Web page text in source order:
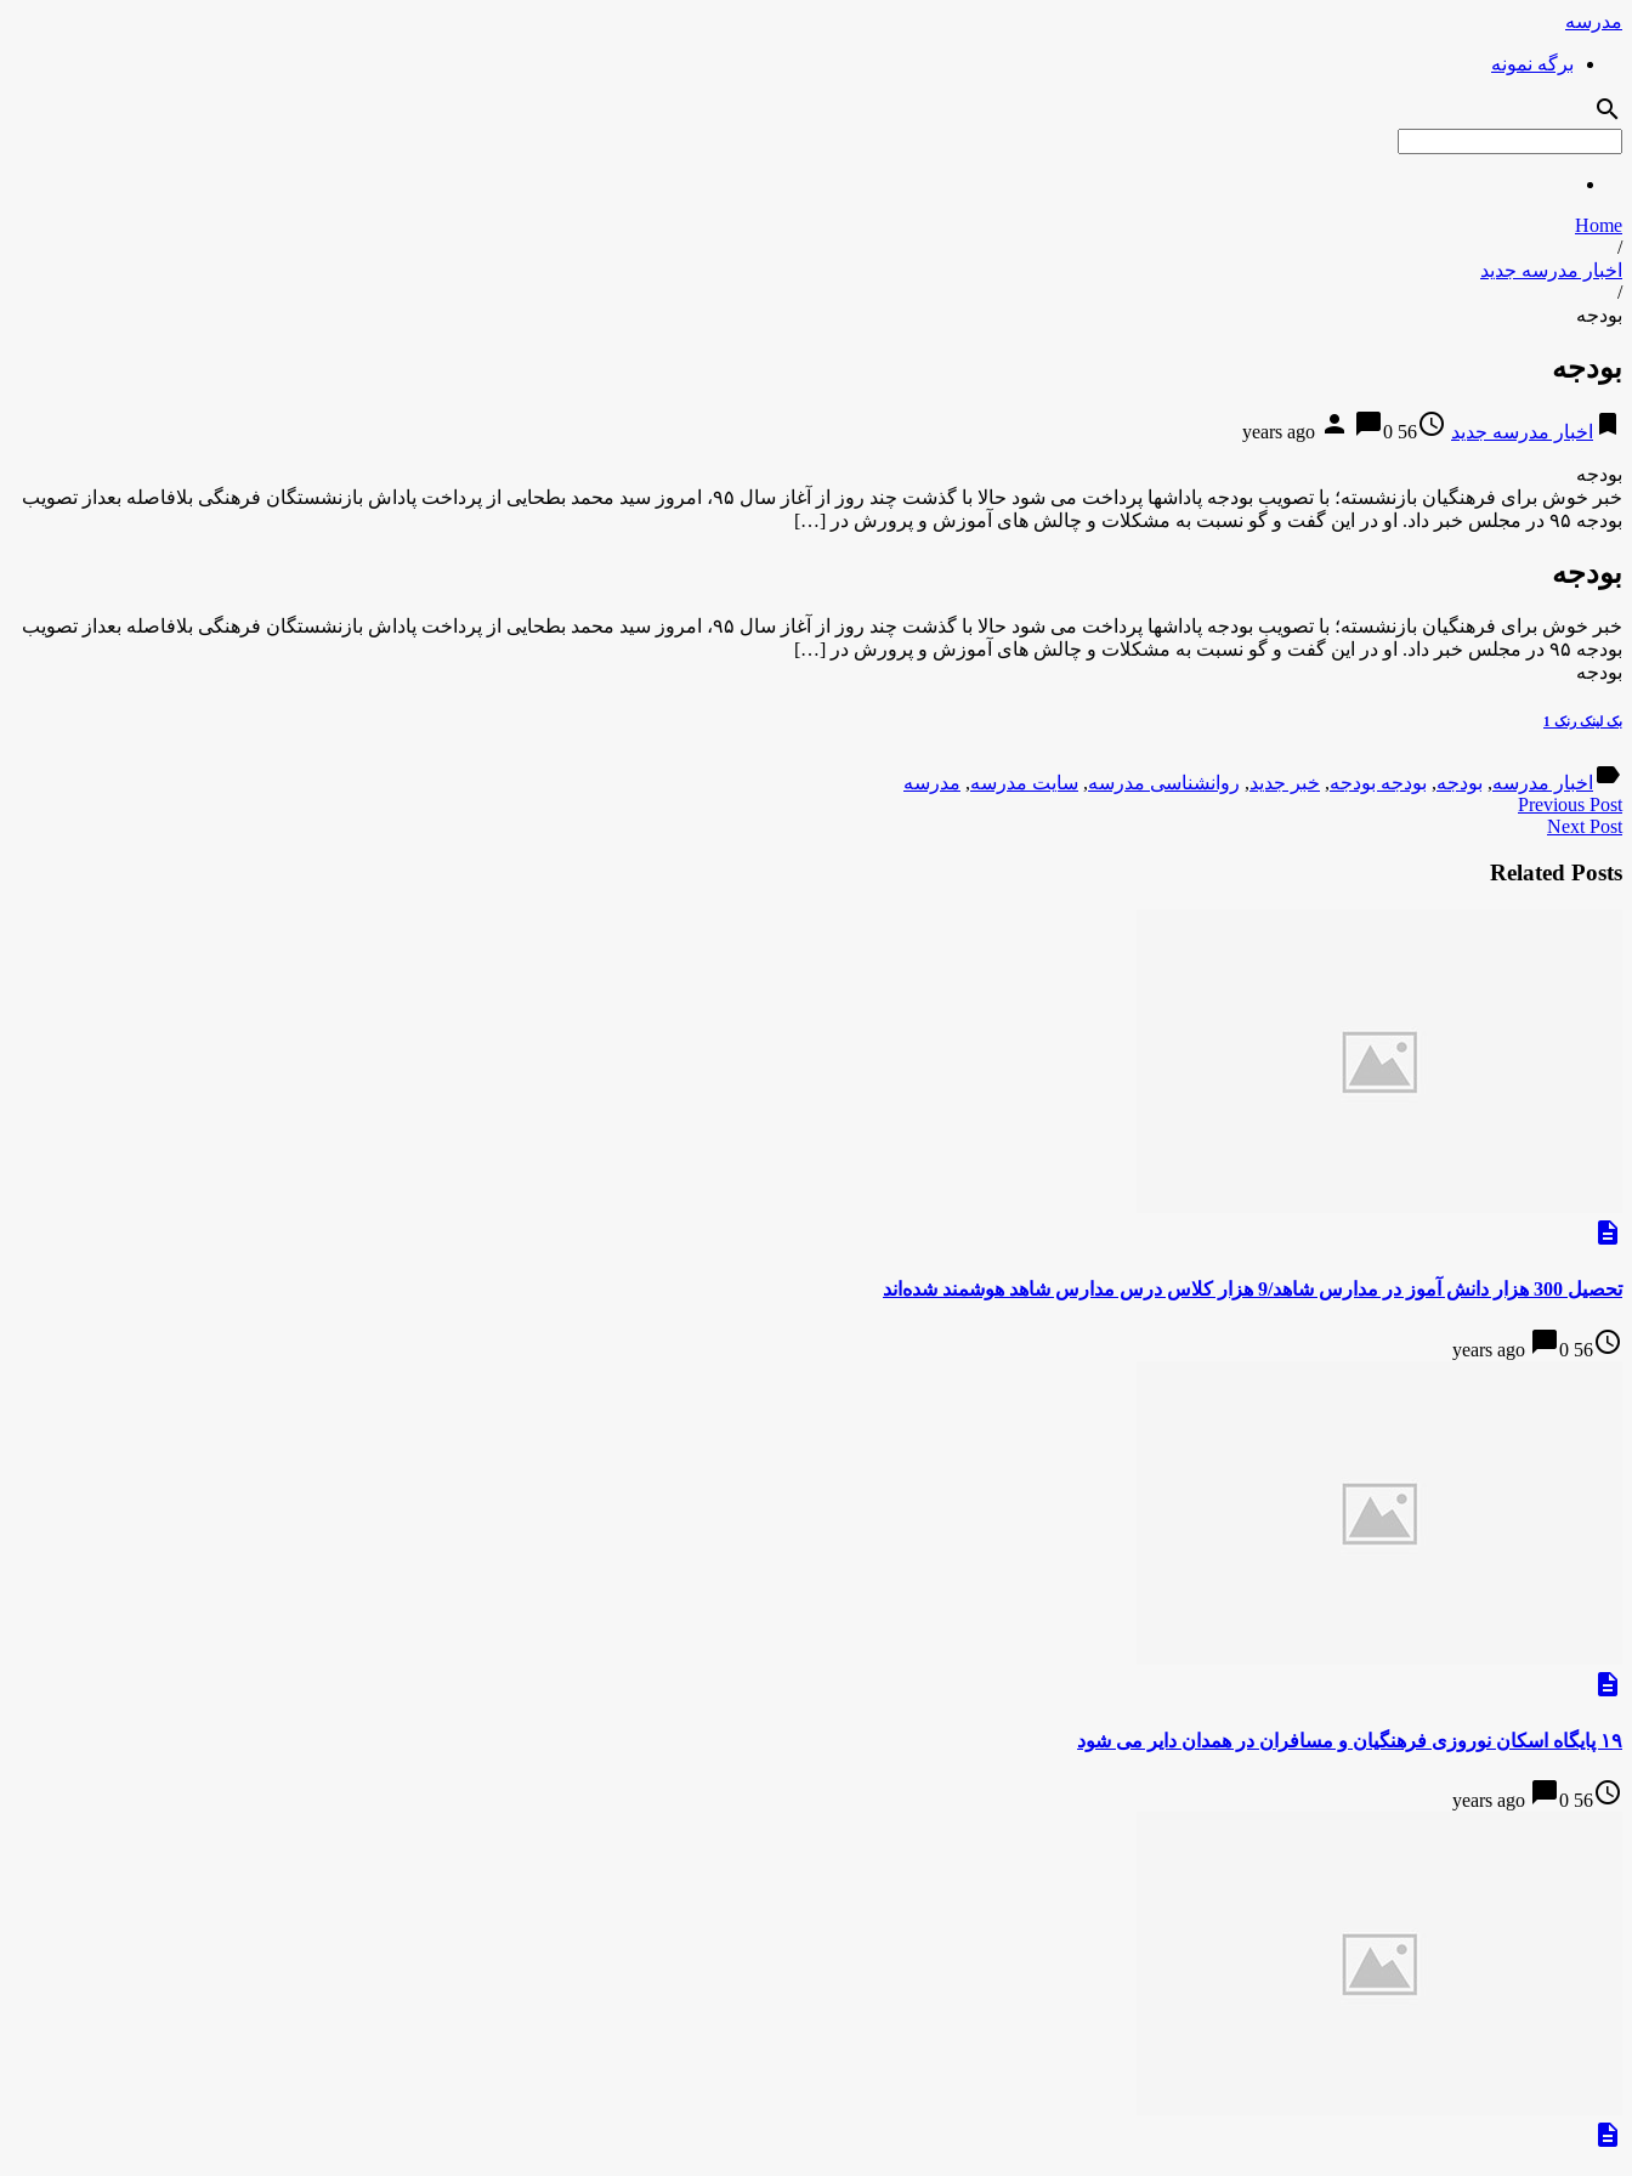
مدرسه
برگه نمونه
search
Home
/
اخبار مدرسه جدید
/
بودجه
بودجه
bookmark اخبار مدرسه جدید access_time
56 years ago
person chat_bubble0
بودجه
خبر خوش برای فرهنگیان بازنشسته؛ با تصویب بودجه پاداشها پرداخت می شود حالا با گذشت چند روز از آغاز سال ۹۵، امروز سید محمد بطحایی از پرداخت پاداش بازنشستگان فرهنگی بلافاصله بعداز تصویب
بودجه ۹۵ در مجلس خبر داد. او در این گفت و گو نسبت به مشکلات و چالش های آموزش و پرورش در […]
بودجه
خبر خوش برای فرهنگیان بازنشسته؛ با تصویب بودجه پاداشها پرداخت می شود حالا با گذشت چند روز از آغاز سال ۹۵، امروز سید محمد بطحایی از پرداخت پاداش بازنشستگان فرهنگی بلافاصله بعداز تصویب
بودجه ۹۵ در مجلس خبر داد. او در این گفت و گو نسبت به مشکلات و چالش های آموزش و پرورش در […]
بودجه
بک لینک رنک 1
label اخبار مدرسه, بودجه, بودجه بودجه, خبر جدید, روانشناسی مدرسه, سایت مدرسه, مدرسه
Previous Post
Next Post
Related Posts
description
تحصیل 300 هزار دانش آموز در مدارس شاهد/9 هزار کلاس درس مدارس شاهد هوشمند شده‌اند
access_time
56 years ago
chat_bubble0
description
۱۹ پایگاه اسکان نوروزی فرهنگیان و مسافران در همدان دایر می شود
access_time
56 years ago
chat_bubble0
description